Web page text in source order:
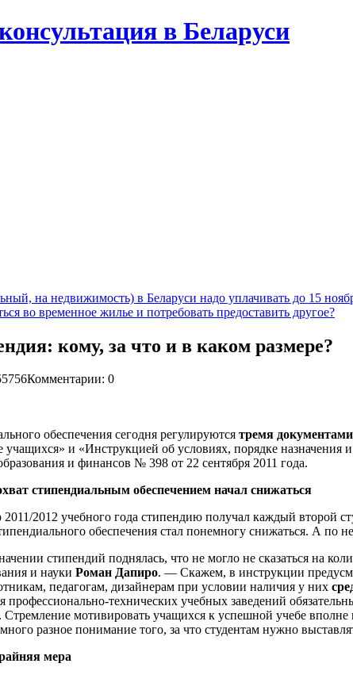
в Беларуси
на недвижимость) в Беларуси надо уплачивать до 15
во временное жилье и потребовать предоставить другое?
кому, за что и в каком размере?
Комментарии: 0
обеспечения сегодня регулируются тремя документами
учащихся» и «Инструкцией об условиях, порядке
и финансов № 398 от 22 сентября 2011 года.
стипендиальным обеспечением начал снижаться
2012 учебного года стипендию получал каждый второй
обеспечения стал понемногу снижаться. А по
стипендий поднялась, что не могло не сказаться на
и науки Роман Дапиро. — Скажем, в инструкции
педагогам, дизайнерам при условии наличия у них
технических учебных заведений
мотивировать учащихся к успешной учебе
разное понимание того, за что студентам нужно
мера